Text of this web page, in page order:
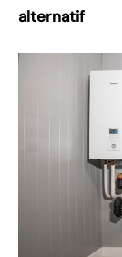
alternatif